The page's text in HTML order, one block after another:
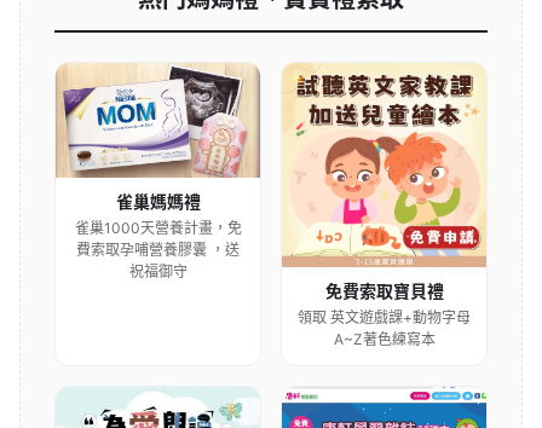
雀巢媽媽禮
雀巢1000天營養計畫，免
費索取孕哺營養膠囊 ，送
祝福御守
免費索取寶貝禮
領取 英文遊戲課+動物字母
A~Z著色練寫本